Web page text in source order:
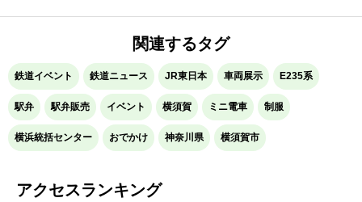
関連するタグ
鉄道イベント 鉄道ニュース JR東日本 車両展示 E235系
駅弁 駅弁販売 イベント 横須賀 ミニ電車 制服
横浜統括センター おでかけ 神奈川県 横須賀市
アクセスランキング